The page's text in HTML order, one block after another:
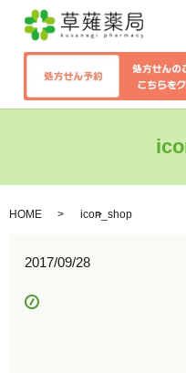
HOME icon_shop
2017/09/28